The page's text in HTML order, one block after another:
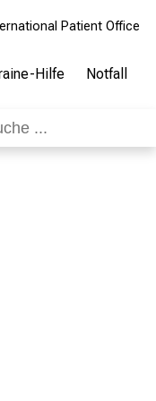
Patient Office
Hilfe Notfall